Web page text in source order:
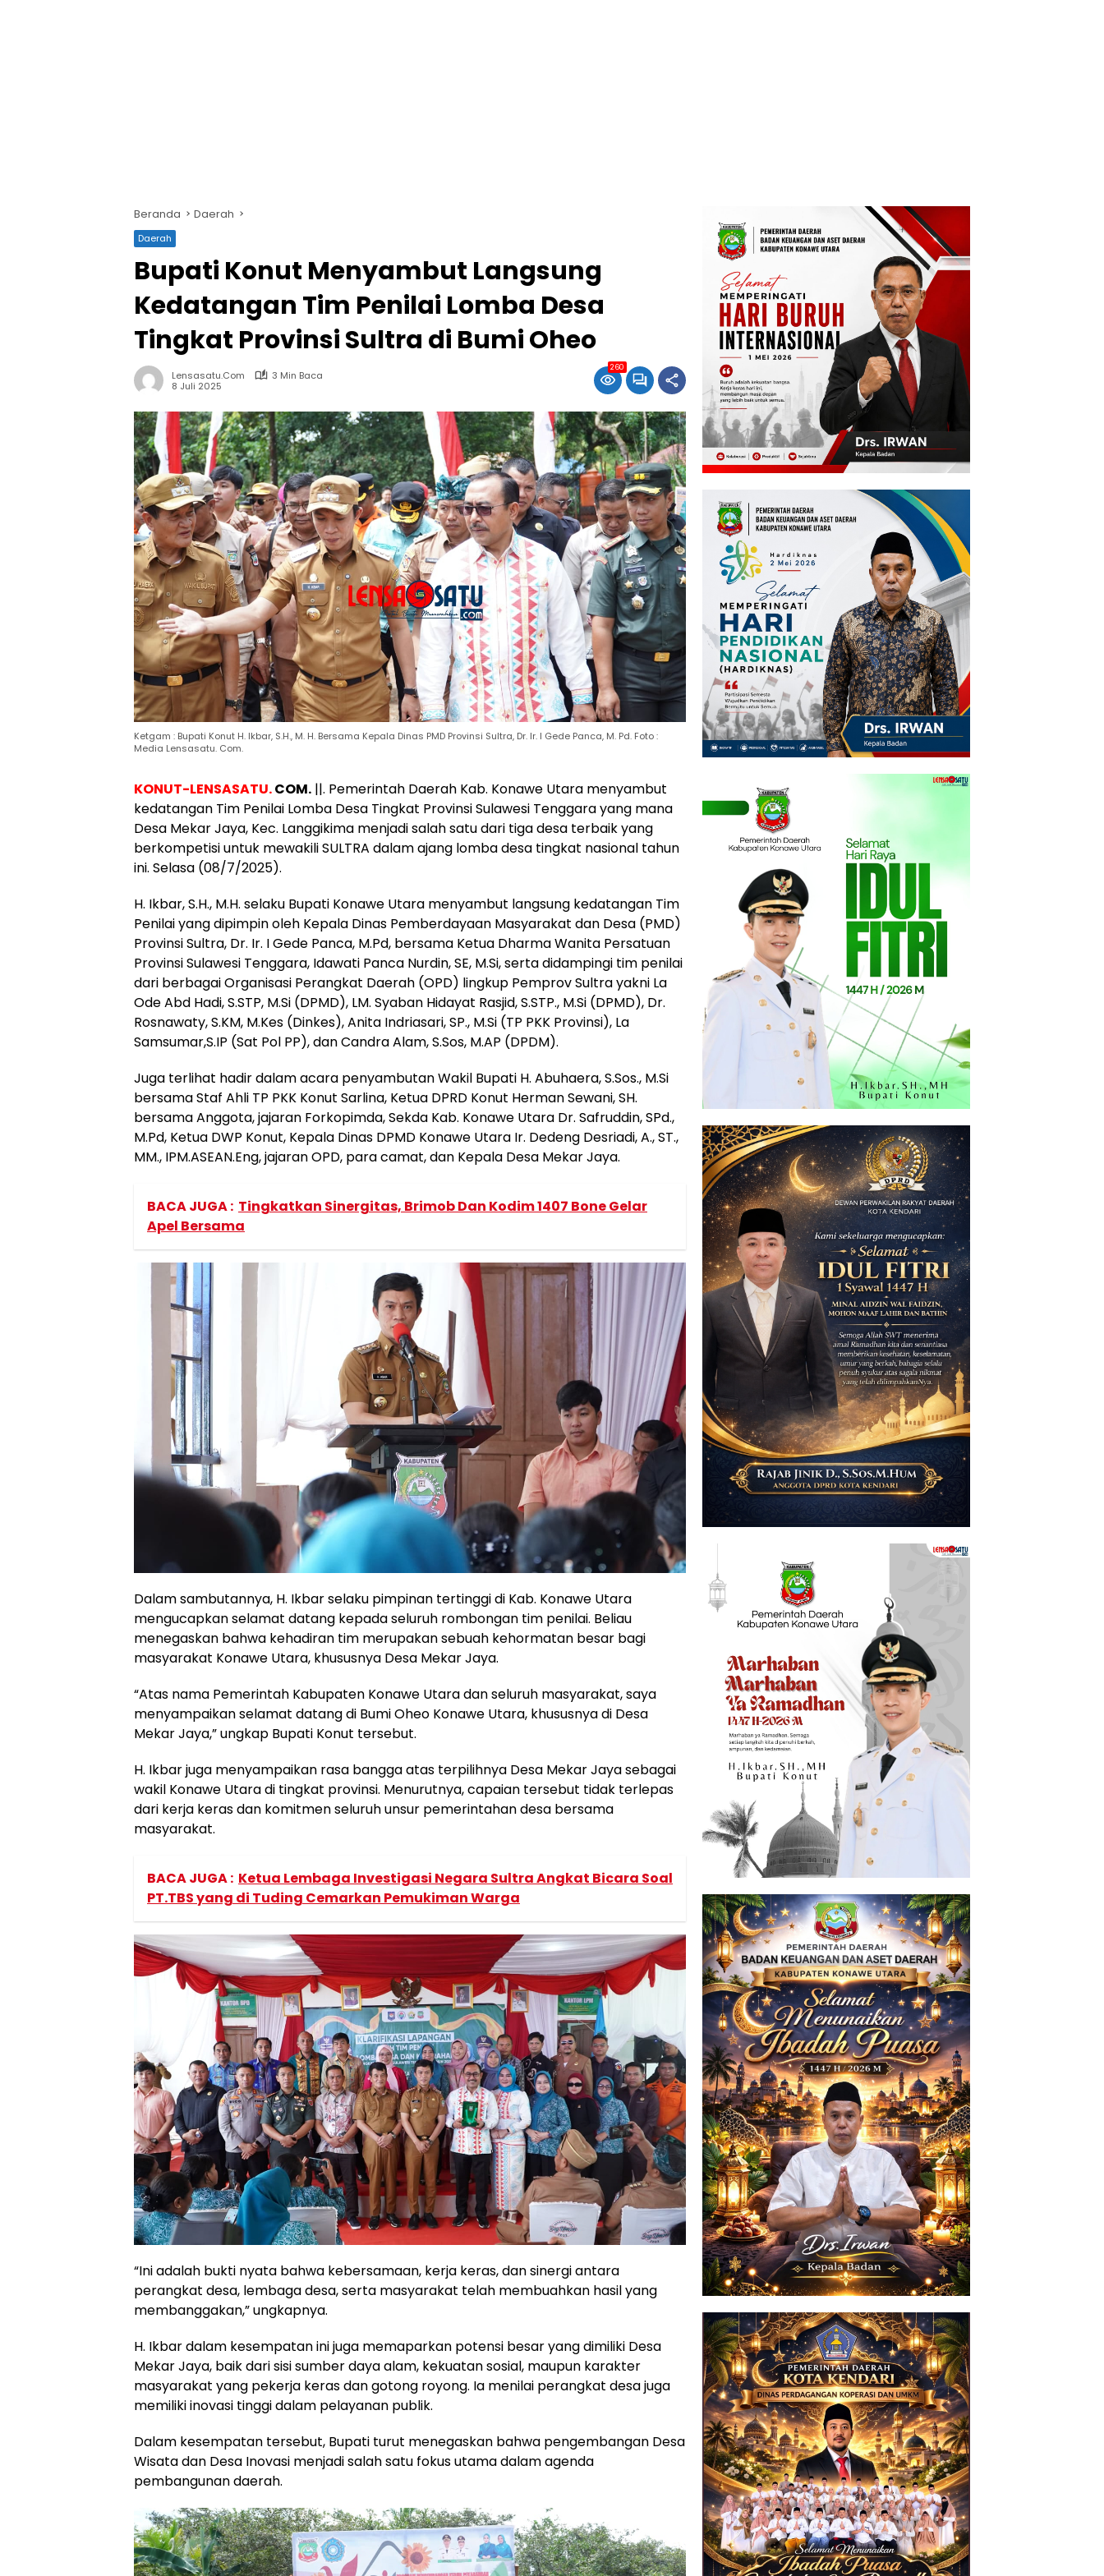
Beranda Daerah
Daerah
Bupati Konut Menyambut Langsung
Kedatangan Tim Penilai Lomba Desa
Tingkat Provinsi Sultra di Bumi Oheo
Lensasatu.com
3 Min Baca
8 Juli 2025
260
Ketgam : Bupati Konut H. Ikbar, S.H., M. H. Bersama Kepala Dinas PMD Provinsi Sultra, Dr. Ir. I Gede Panca, M. Pd. Foto :
Media Lensasatu. Com.
KONUT-LENSASATU.COM. ||. Pemerintah Daerah Kab. Konawe Utara menyambut
kedatangan Tim Penilai Lomba Desa Tingkat Provinsi Sulawesi Tenggara yang mana
Desa Mekar Jaya, Kec. Langgikima menjadi salah satu dari tiga desa terbaik yang
berkompetisi untuk mewakili SULTRA dalam ajang lomba desa tingkat nasional tahun
ini. Selasa (08/7/2025).
H. Ikbar, S.H., M.H. selaku Bupati Konawe Utara menyambut langsung kedatangan Tim
Penilai yang dipimpin oleh Kepala Dinas Pemberdayaan Masyarakat dan Desa (PMD)
Provinsi Sultra, Dr. Ir. I Gede Panca, M.Pd, bersama Ketua Dharma Wanita Persatuan
Provinsi Sulawesi Tenggara, Idawati Panca Nurdin, SE, M.Si, serta didampingi tim penilai
dari berbagai Organisasi Perangkat Daerah (OPD) lingkup Pemprov Sultra yakni La
Ode Abd Hadi, S.STP, M.Si (DPMD), LM. Syaban Hidayat Rasjid, S.STP., M.Si (DPMD), Dr.
Rosnawaty, S.KM, M.Kes (Dinkes), Anita Indriasari, SP., M.Si (TP PKK Provinsi), La
Samsumar,S.IP (Sat Pol PP), dan Candra Alam, S.Sos, M.AP (DPDM).
Juga terlihat hadir dalam acara penyambutan Wakil Bupati H. Abuhaera, S.Sos., M.Si
bersama Staf Ahli TP PKK Konut Sarlina, Ketua DPRD Konut Herman Sewani, SH.
bersama Anggota, jajaran Forkopimda, Sekda Kab. Konawe Utara Dr. Safruddin, SPd.,
M.Pd, Ketua DWP Konut, Kepala Dinas DPMD Konawe Utara Ir. Dedeng Desriadi, A., ST.,
MM., IPM.ASEAN.Eng, jajaran OPD, para camat, dan Kepala Desa Mekar Jaya.
BACA JUGA : Tingkatkan Sinergitas, Brimob Dan Kodim 1407 Bone Gelar
Apel Bersama
Dalam sambutannya, H. Ikbar selaku pimpinan tertinggi di Kab. Konawe Utara
mengucapkan selamat datang kepada seluruh rombongan tim penilai. Beliau
menegaskan bahwa kehadiran tim merupakan sebuah kehormatan besar bagi
masyarakat Konawe Utara, khususnya Desa Mekar Jaya.
“Atas nama Pemerintah Kabupaten Konawe Utara dan seluruh masyarakat, saya
menyampaikan selamat datang di Bumi Oheo Konawe Utara, khususnya di Desa
Mekar Jaya,” ungkap Bupati Konut tersebut.
H. Ikbar juga menyampaikan rasa bangga atas terpilihnya Desa Mekar Jaya sebagai
wakil Konawe Utara di tingkat provinsi. Menurutnya, capaian tersebut tidak terlepas
dari kerja keras dan komitmen seluruh unsur pemerintahan desa bersama
masyarakat.
BACA JUGA : Ketua Lembaga Investigasi Negara Sultra Angkat Bicara Soal
PT.TBS yang di Tuding Cemarkan Pemukiman Warga
“Ini adalah bukti nyata bahwa kebersamaan, kerja keras, dan sinergi antara
perangkat desa, lembaga desa, serta masyarakat telah membuahkan hasil yang
membanggakan,” ungkapnya.
H. Ikbar dalam kesempatan ini juga memaparkan potensi besar yang dimiliki Desa
Mekar Jaya, baik dari sisi sumber daya alam, kekuatan sosial, maupun karakter
masyarakat yang pekerja keras dan gotong royong. Ia menilai perangkat desa juga
memiliki inovasi tinggi dalam pelayanan publik.
Dalam kesempatan tersebut, Bupati turut menegaskan bahwa pengembangan Desa
Wisata dan Desa Inovasi menjadi salah satu fokus utama dalam agenda
pembangunan daerah.